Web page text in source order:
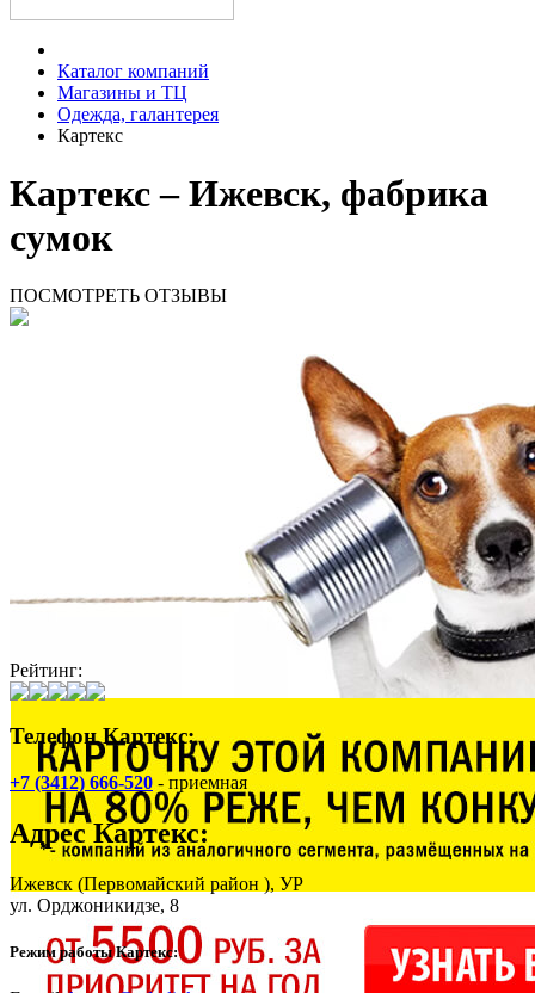
Каталог компаний
Магазины и ТЦ
Одежда, галантерея
Картекс
Картекс – Ижевск, фабрика
сумок
ПОСМОТРЕТЬ ОТЗЫВЫ
Рейтинг:
Телефон Картекс:
+7 (3412) 666-520 - приемная
АдресКартекс:
Ижевск (Первомайский район ), УР
ул. Орджоникидзе, 8
Режим работы Картекс: